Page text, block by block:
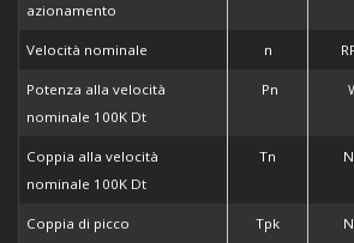
azionamento
Velocità nominale n
Potenza alla velocità
nominale 100K Dt
Pn
Coppia alla velocità
nominale 100K Dt
Tn
Coppia di picco Tpk